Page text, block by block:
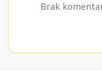
Brak